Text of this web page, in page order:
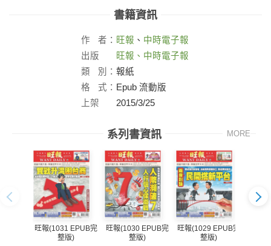
書籍資訊
作 者： 旺報 、 中時電子報
出版
社：
旺報、中時電子報
類
別： 報紙
格
式： Epub 流動版
上架
2015/3/25
系列書資訊 MORE
旺報(1031 EPUB完
整版)
旺報(1030 EPUB完
整版)
旺報(1029 EPUB完
整版)